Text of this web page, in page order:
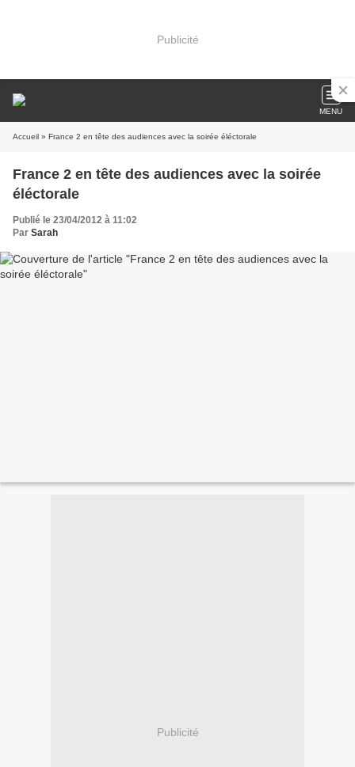
Publicité
MENU
Accueil » France 2 en tête des audiences avec la soirée éléctorale
France 2 en tête des audiences avec la soirée
éléctorale
Publié le 23/04/2012 à 11:02
Par Sarah
Publicité